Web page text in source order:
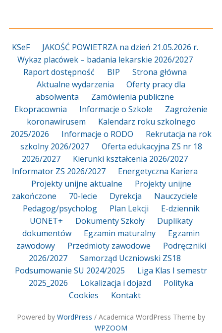
KSeF
JAKOŚĆ POWIETRZA na dzień 21.05.2026 r.
Wykaz placówek – badania lekarskie 2026/2027
Raport dostępność
BIP
Strona główna
Aktualne wydarzenia
Oferty pracy dla
absolwenta
Zamówienia publiczne
Ekopracownia
Informacje o Szkole
Zagrożenie
koronawirusem
Kalendarz roku szkolnego
2025/2026
Informacje o RODO
Rekrutacja na rok
szkolny 2026/2027
Oferta edukacyjna ZS nr 18
2026/2027
Kierunki kształcenia 2026/2027
Informator ZS 2026/2027
Energetyczna Kariera
Projekty unijne aktualne
Projekty unijne
zakończone
70-lecie Dyrekcja
Nauczyciele
Pedagog/psycholog
Plan Lekcji
E-dziennik
UONET+
Dokumenty Szkoły
Duplikaty
dokumentów
Egzamin maturalny
Egzamin
zawodowy
Przedmioty zawodowe
Podręczniki
2026/2027
Samorząd Uczniowski ZS18
Podsumowanie SU 2024/2025
Liga Klas I semestr
2025_2026
Lokalizacja i dojazd
Polityka
Cookies
Kontakt
Powered by WordPress / Academica WordPress Theme by
WPZOOM